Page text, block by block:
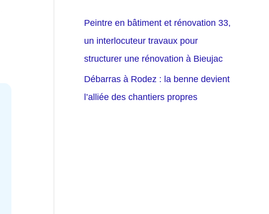
Peintre en bâtiment et rénovation 33,
un interlocuteur travaux pour
structurer une rénovation à Bieujac
Débarras à Rodez : la benne devient
l’alliée des chantiers propres